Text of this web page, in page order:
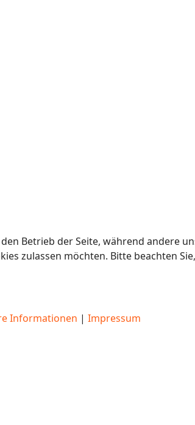
Betrieb der Seite, während andere
zulassen möchten. Bitte beachten
Informationen | Impressum